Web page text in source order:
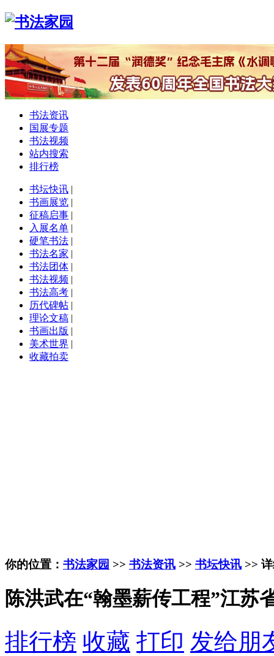
书法资讯
国展专题
书法视频
站内搜索
排行榜
书坛快讯 |
书画展览 |
征稿启事 |
入展名单 |
硬笔书法 |
书法名家 |
书法团体 |
书法视频 |
书法高考 |
历代碑帖 |
理论文稿 |
书画出版 |
美术世界 |
收藏拍卖
你的位置： 书法家园 >> 书法资讯 >> 书坛快讯 >>
陈洪武在“翰墨薪传工程”江苏
排行榜 收藏 打印 发给朋